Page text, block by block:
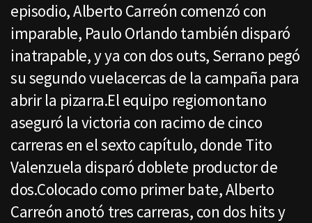
episodio, Alberto Carreón comenzó con
imparable, Paulo Orlando también disparó
inatrapable, y ya con dos outs, Serrano pegó
su segundo vuelacercas de la campaña para
abrir la pizarra.El equipo regiomontano
aseguró la victoria con racimo de cinco
carreras en el sexto capítulo, donde Tito
Valenzuela disparó doblete productor de
dos.Colocado como primer bate, Alberto
Carreón anotó tres carreras, con dos hits y